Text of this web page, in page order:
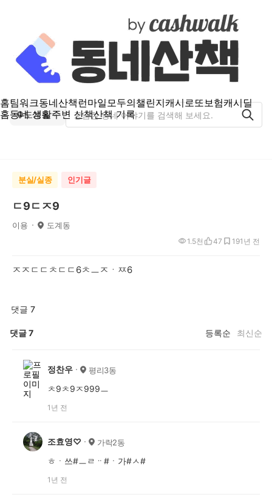
홈팀워크동네산책런마일모두의챌린지캐시로또보험캐시딜
홈동네 생활주변 산책산책 기록
도계동
분실/실종 인기글
ㄷ9ㄷㅈ9
이용 도계동
1년 전
1.5천 47 19
ㅈㅈㄷㄷㅊㄷㄷ6ㅊㅡㅈㆍㅉ6
댓글 7
댓글7 등록순 최신순
정찬우 평리3동
ㅊ9ㅊ9ㅈ999ㅡ
1년 전
조효영♡ 가락2동
ㅎㆍ쓰#ㅡㄹᆢ#ㆍ가#ㅅ#
1년 전